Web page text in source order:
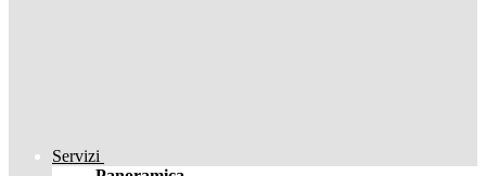
Servizi